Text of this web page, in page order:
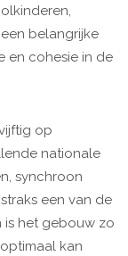
belangrijke
en cohesie in de
op
nationale
synchroon
een van de
is het gebouw zo
kan